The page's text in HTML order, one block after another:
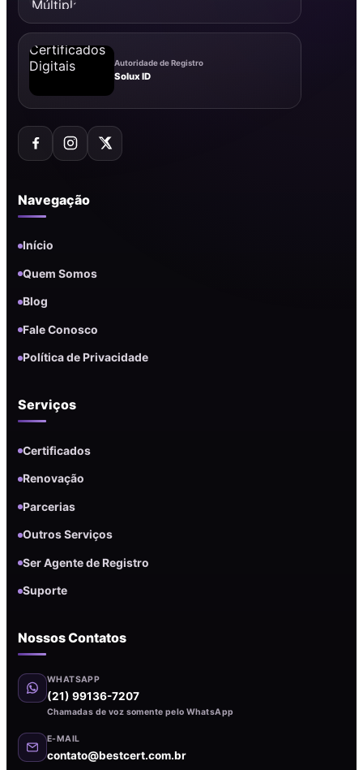
Autoridade de Registro
Solux ID
Navegação
Início
Quem Somos
Blog
Fale Conosco
Política de Privacidade
Serviços
Certificados
Renovação
Parcerias
Outros Serviços
Ser Agente de Registro
Suporte
Nossos Contatos
WHATSAPP
(21) 99136-7207
Chamadas de voz somente pelo WhatsApp
E-MAIL
contato@bestcert.com.br